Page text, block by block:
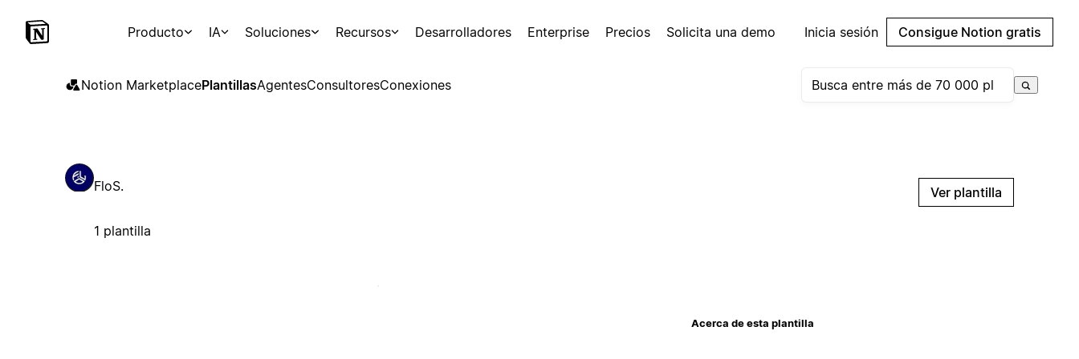
Producto IA Soluciones Recursos Desarrolladores Enterprise Precios Solicita una demo Inicia sesión Consigue Notion gratis
Notion MarketplacePlantillasAgentesConsultoresConexiones
FloS.
1 plantilla
Ver plantilla
Acerca de esta plantilla